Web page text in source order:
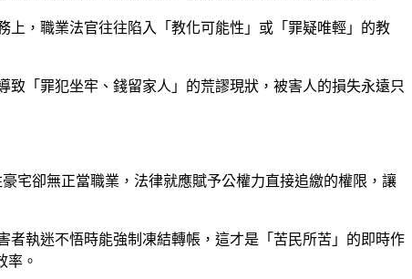
，職業法官往往陷入「教化可能性」或「罪疑唯輕」的教
「罪犯坐牢、錢留家人」的荒謬現狀，被害人的損失永遠只
宅卻無正當職業，法律就應賦予公權力直接追繳的權限，讓
執迷不悟時能強制凍結轉帳，這才是「苦民所苦」的即時作
率。